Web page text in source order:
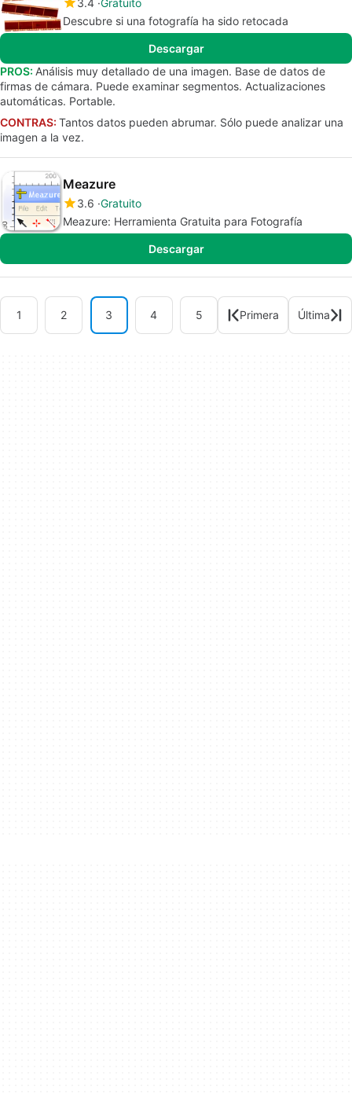
3.4 Gratuito
Descubre si una fotografía ha sido retocada
Descargar
PROS: Análisis muy detallado de una imagen. Base de datos de
firmas de cámara. Puede examinar segmentos. Actualizaciones
automáticas. Portable.
CONTRAS: Tantos datos pueden abrumar. Sólo puede analizar una
imagen a la vez.
Meazure
3.6 Gratuito
Meazure: Herramienta Gratuita para Fotografía
Descargar
1 2 3 4 5 Primera Última